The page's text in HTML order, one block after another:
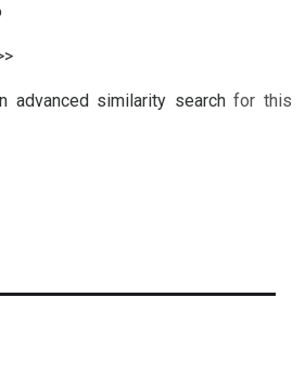
advanced similarity searchfor this